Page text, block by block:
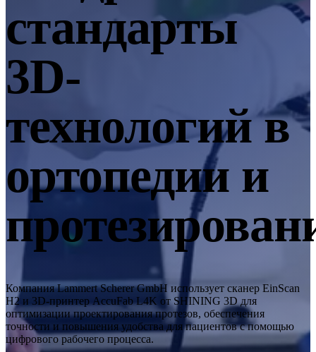
EinScan SP V2
EinScan SE V2
Профессиональные решения
ДЛЯ НАЧИНАЮЩИХ · EINSTAR ДЛЯ ЛЮБИТЕЛЕЙ
Лучшие экономичные 3D-сканеры для начинающих
EINSTAR Rockit 🛜НОВИНКА
EINSTAR 2 🛜 НОВИНКА
EINSTAR VEGA 🛜
3D-решения для начинающих
СТОМАТОЛОГИЯ ДЛЯ СТОМАТОЛОГИИ
Интраоральный сканер
Aoralscan Elite WirelessНОВИНКА
стандарты
3D-
технологий в
ортопедии и
Компания Lammert Scherer GmbH использует сканер EinScan
H2 и 3D-принтер AccuFab L4K от SHINING 3D для
оптимизации проектирования протезов, обеспечения
точности и повышения удобства для пациентов с помощью
цифрового рабочего процесса.